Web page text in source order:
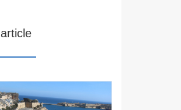
article